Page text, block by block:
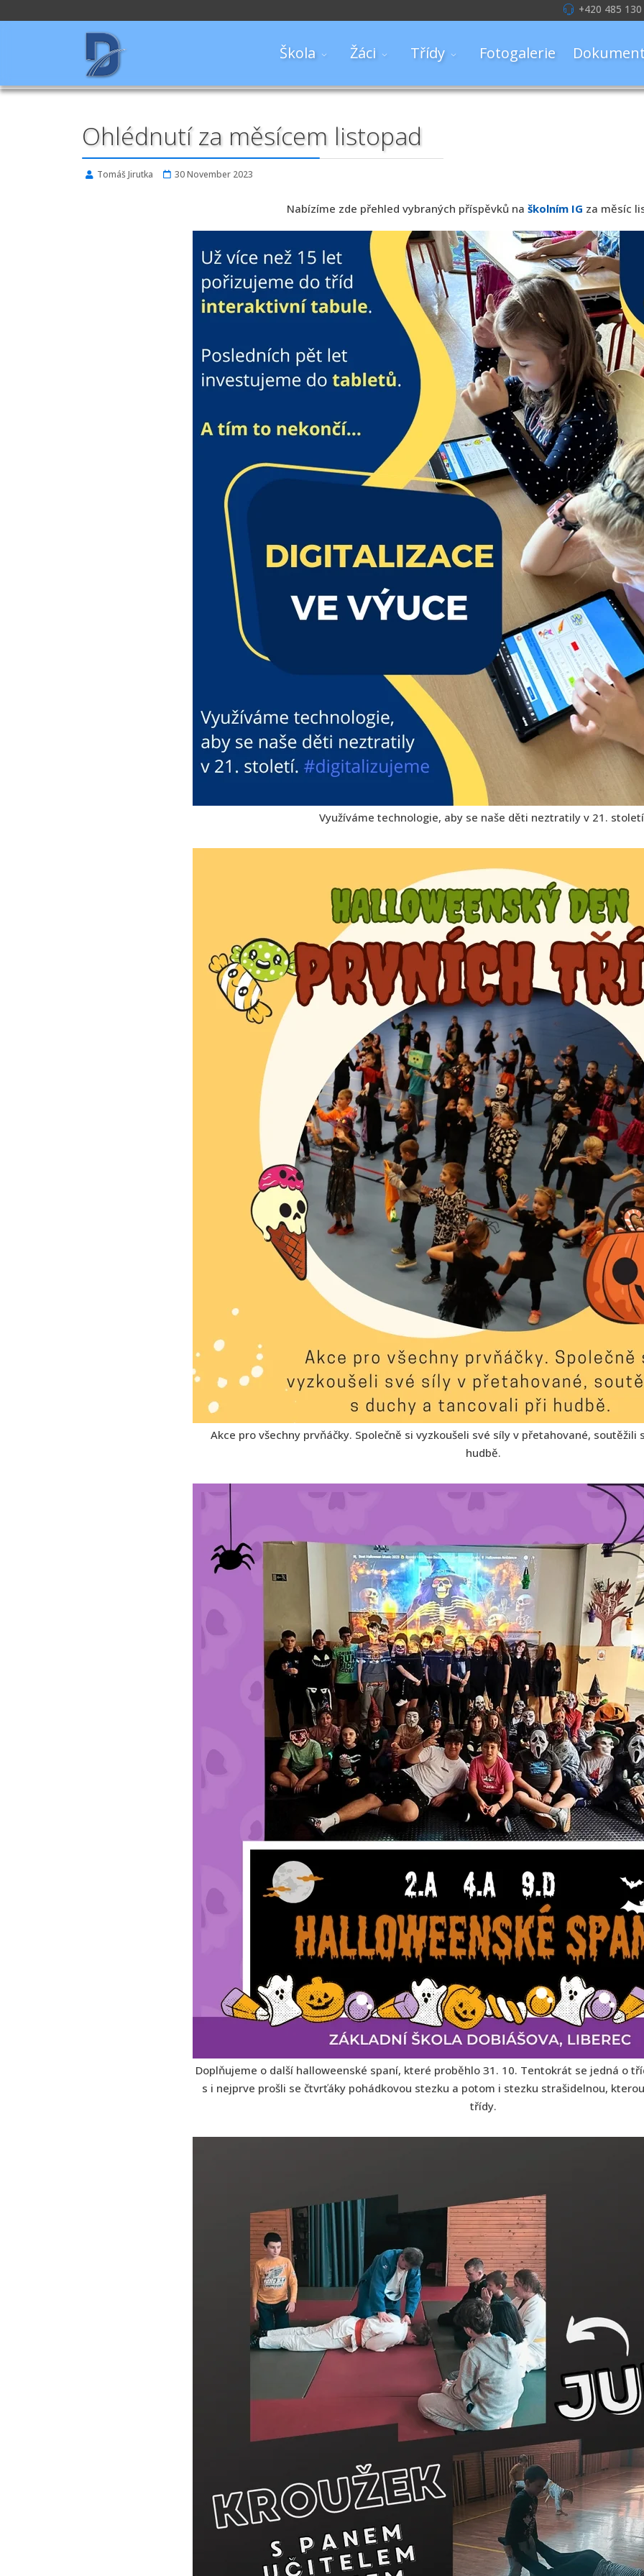
+420 485
Škola Žáci Třídy Fotogalerie
Ohlédnutí za měsícem listopad
Tomáš Jirutka 30 November 2023
Nabízíme zde přehled vybraných příspěvků na školním IG za měsíc
Využíváme technologie, aby se naše děti neztratily v 21.
Akce pro všechny prvňáčky. Společně si vyzkoušeli své síly v přetahované, soutěžili
hudbě.
Doplňujeme o další halloweenské spaní, které proběhlo 31. 10. Tentokrát se jedná o
s i nejprve prošli se čtvrťáky pohádkovou stezku a potom i stezku strašidelnou,
třídy.